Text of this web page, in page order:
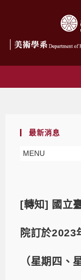
最新消息
MENU
[轉知] 國立
院訂於2023
（星期四、